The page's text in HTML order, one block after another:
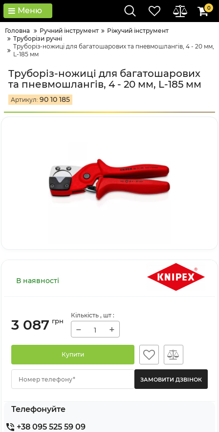
Меню 0
Головна Ручний інструмент
Ріжучий інструмент
Труборізи ручні
Труборіз-ножиці для багатошарових та пневмошлангів, 4 - 20 мм,
L-185 мм
Труборіз-ножиці для багатошарових
та пневмошлангів, 4 - 20 мм, L-185 мм
Артикул: 90 10 185
В наявності
3 087 грн
Кількість , шт :
− +
Купити
Номер телефону*
Телефонуйте
+38 095 525 59 09